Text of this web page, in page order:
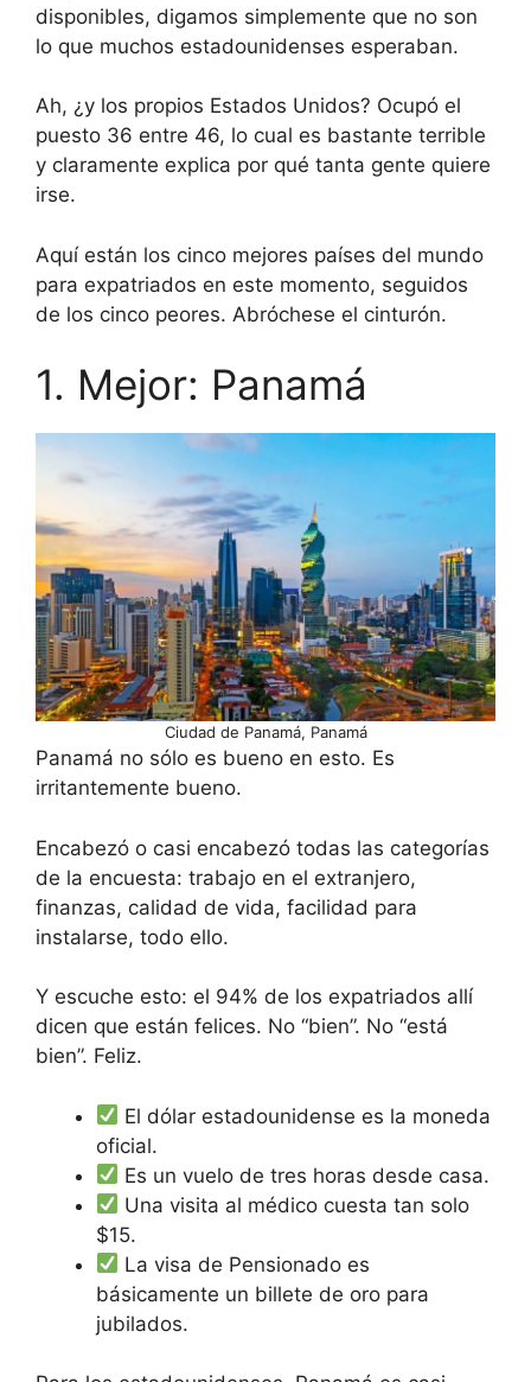
disponibles, digamos simplemente que no son
lo que muchos estadounidenses esperaban.
Ah, ¿y los propios Estados Unidos? Ocupó el
puesto 36 entre 46, lo cual es bastante terrible
y claramente explica por qué tanta gente quiere
irse.
Aquí están los cinco mejores países del mundo
para expatriados en este momento, seguidos
de los cinco peores. Abróchese el cinturón.
1. Mejor: Panamá
Ciudad de Panamá, Panamá
Panamá no sólo es bueno en esto. Es
irritantemente bueno.
Encabezó o casi encabezó todas las categorías
de la encuesta: trabajo en el extranjero,
finanzas, calidad de vida, facilidad para
instalarse, todo ello.
Y escuche esto: el 94% de los expatriados allí
dicen que están felices. No “bien”. No “está
bien”. Feliz.
El dólar estadounidense es la moneda
oficial.
Es un vuelo de tres horas desde casa.
Una visita al médico cuesta tan solo
$15.
La visa de Pensionado es
básicamente un billete de oro para
jubilados.